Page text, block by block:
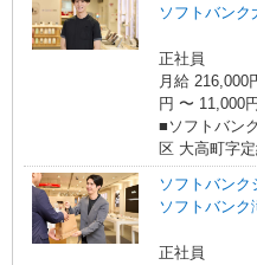
ソフトバンク
正社員
月給 216,000
円 〜 11,000
外労働の有無
給し、相当時
り追加で支
験・能力による 【試用期間】月給
316000 円
■ソフトバン
区 大高町字定
ソフトバンク
ソフトバンク
正社員